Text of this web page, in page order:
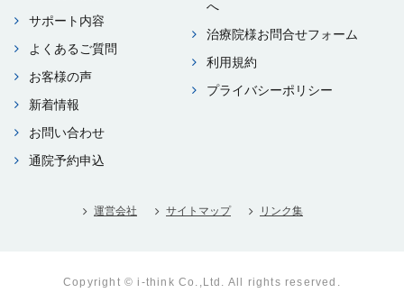
サポート内容
よくあるご質問
お客様の声
新着情報
お問い合わせ
通院予約申込
へ
治療院様お問合せフォーム
利⽤規約
プライバシーポリシー
運営会社 サイトマップ リンク集
Copyright © i-think Co.,Ltd. All rights reserved.